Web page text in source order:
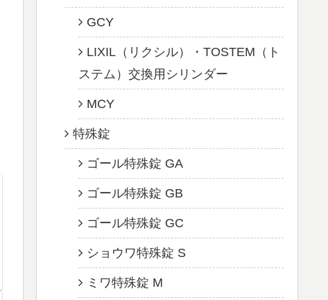
GCY
LIXIL（リクシル）・TOSTEM（ト
ステム）交換用シリンダー
MCY
特殊錠
ゴール特殊錠 GA
ゴール特殊錠 GB
ゴール特殊錠 GC
ショウワ特殊錠 S
ミワ特殊錠 M